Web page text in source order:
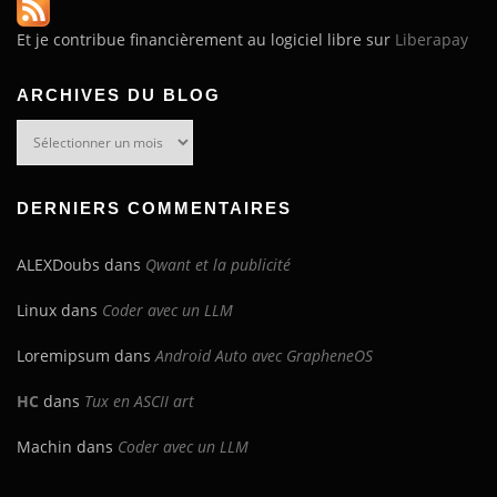
Et je contribue financièrement au logiciel libre sur Liberapay
ARCHIVES DU BLOG
DERNIERS COMMENTAIRES
ALEXDoubs dans Qwant et la publicité
Linux dans Coder avec un LLM
Loremipsum dansAndroid Auto avec GrapheneOS
HC dans Tux en ASCII art
Machin dans Coder avec un LLM